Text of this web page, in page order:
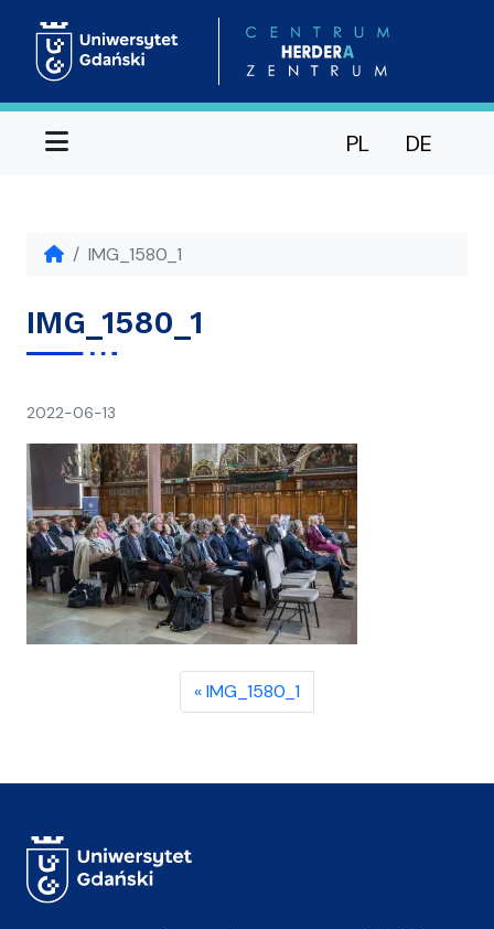
Menu PL DE
IMG_1580_1
IMG_1580_1
2022-06-13
IMG_1580_1